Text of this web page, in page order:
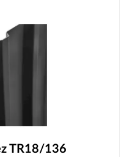
TR18/136